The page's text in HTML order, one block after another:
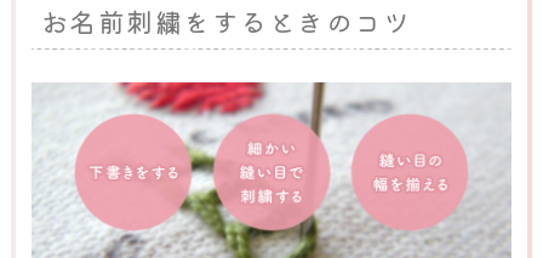
お名前刺繍をするときのコツ